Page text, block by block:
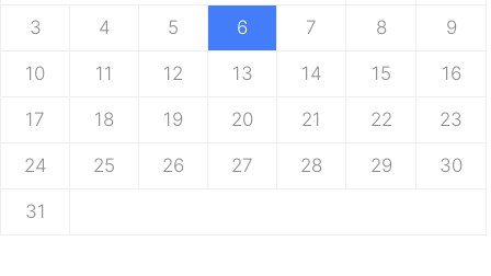
3 4 5 6 7 8 9
10 11 12 13 14 15 16
17 18 19 20 21 22 23
24 25 26 27 28 29 30
31